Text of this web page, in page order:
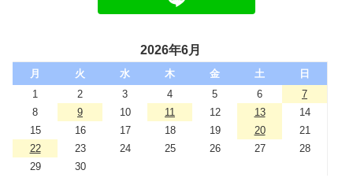
2026年6月
月 火 水 木 金 土
日
1
2 3 4 5 6
7
8
9 10 11 12 13
14
15
16 17 18 19 20
21
22
23 24 25 26 27
28
29
30